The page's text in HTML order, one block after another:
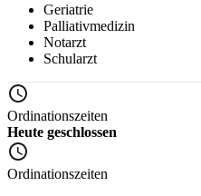
Geriatrie
Palliativmedizin
Notarzt
Schularzt
Ordinationszeiten
Heute geschlossen
Ordinationszeiten